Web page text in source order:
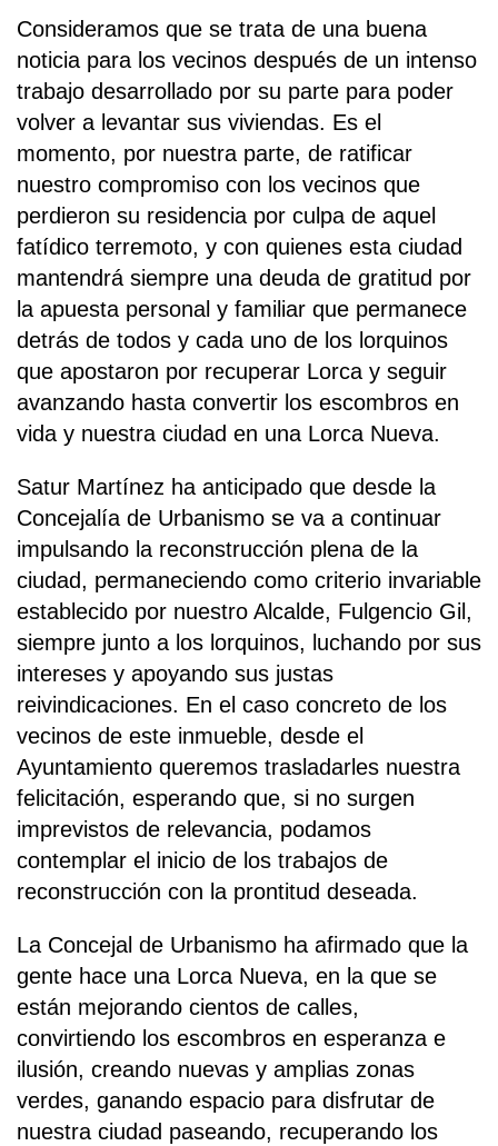
Consideramos que se trata de una buena
noticia para los vecinos después de un intenso
trabajo desarrollado por su parte para poder
volver a levantar sus viviendas. Es el
momento, por nuestra parte, de ratificar
nuestro compromiso con los vecinos que
perdieron su residencia por culpa de aquel
fatídico terremoto, y con quienes esta ciudad
mantendrá siempre una deuda de gratitud por
la apuesta personal y familiar que permanece
detrás de todos y cada uno de los lorquinos
que apostaron por recuperar Lorca y seguir
avanzando hasta convertir los escombros en
vida y nuestra ciudad en una Lorca Nueva.
Satur Martínez ha anticipado que desde la
Concejalía de Urbanismo se va a continuar
impulsando la reconstrucción plena de la
ciudad, permaneciendo como criterio invariable
establecido por nuestro Alcalde, Fulgencio Gil,
siempre junto a los lorquinos, luchando por sus
intereses y apoyando sus justas
reivindicaciones. En el caso concreto de los
vecinos de este inmueble, desde el
Ayuntamiento queremos trasladarles nuestra
felicitación, esperando que, si no surgen
imprevistos de relevancia, podamos
contemplar el inicio de los trabajos de
reconstrucción con la prontitud deseada.
La Concejal de Urbanismo ha afirmado que la
gente hace una Lorca Nueva, en la que se
están mejorando cientos de calles,
convirtiendo los escombros en esperanza e
ilusión, creando nuevas y amplias zonas
verdes, ganando espacio para disfrutar de
nuestra ciudad paseando, recuperando los